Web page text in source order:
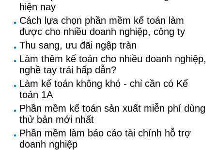
hiện nay
Cách lựa chọn phần mềm kế toán làm
được cho nhiều doanh nghiệp, công ty
Thu sang, ưu đãi ngập tràn
Làm thêm kế toán cho nhiều doanh nghiệp,
nghề tay trái hấp dẫn?
Làm kế toán không khó - chỉ cần có Kế
toán 1A
Phần mềm kế toán sản xuất miễn phí dùng
thử bản mới nhất
Phần mềm làm báo cáo tài chính hỗ trợ
doanh nghiệp